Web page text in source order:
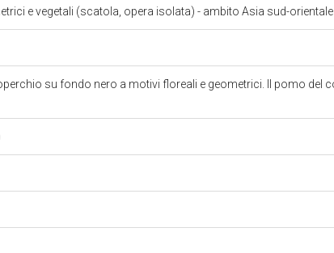
e vegetali (scatola, opera isolata) - ambito Asia sud-orientale
su fondo nero a motivi floreali e geometrici. Il pomo del